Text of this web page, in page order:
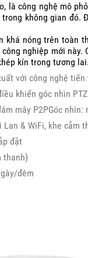
là công nghệ mô
không gian
nóng trên toàn
nghiệp mới
kín trong tương lai.
với công nghệ
khiển góc nhìn PTZ
mây P2PGóc nhìn:
& WiFi, khe cắm
đặt
thanh)
đêm